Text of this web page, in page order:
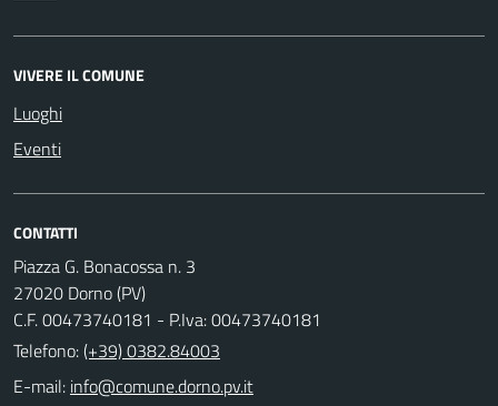
VIVERE IL COMUNE
Luoghi
Eventi
CONTATTI
Piazza G. Bonacossa n. 3
27020 Dorno (PV)
C.F. 00473740181 - P.Iva: 00473740181
Telefono:(+39) 0382.84003
E-mail: